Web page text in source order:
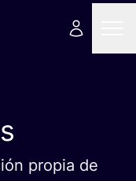
propia de